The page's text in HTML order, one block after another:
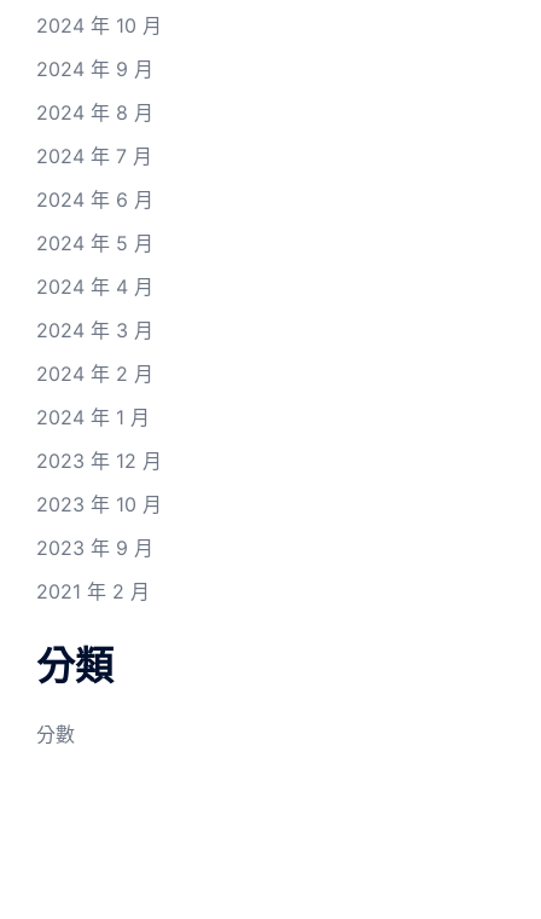
2024 年 10 月
2024 年 9 月
2024 年 8 月
2024 年 7 月
2024 年 6 月
2024 年 5 月
2024 年 4 月
2024 年 3 月
2024 年 2 月
2024 年 1 月
2023 年 12 月
2023 年 10 月
2023 年 9 月
2021 年 2 月
分類
分數